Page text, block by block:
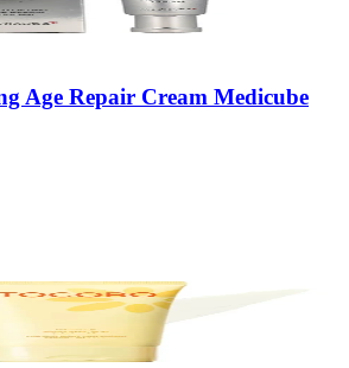
Age Repair Cream Medicube